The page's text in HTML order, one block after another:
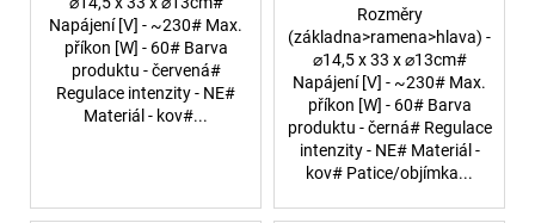
Napájení [V] - ~230# Max.
příkon [W] - 60# Barva
produktu - červená#
Regulace intenzity - NE#
Materiál - kov#...
Rozměry
(základna>ramena>hlava) -
⌀14,5 x 33 x ⌀13cm#
Napájení [V] - ~230# Max.
příkon [W] - 60# Barva
produktu - černá# Regulace
intenzity - NE# Materiál -
kov# Patice/objímka...